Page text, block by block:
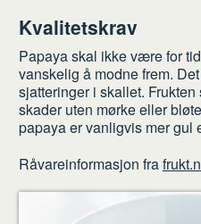
Kvalitetskrav
Papaya skal ikke være for
vanskelig å modne frem.
sjatteringer i skallet.
skader uten mørke eller
papaya er vanligvis mer gul
Råvareinformasjon fra